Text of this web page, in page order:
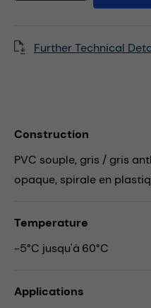
Further Technical
Construction
PVC souple, gris / gris
opaque, spirale en
Temperature
-5°C jusqu'à 60°C
Applications